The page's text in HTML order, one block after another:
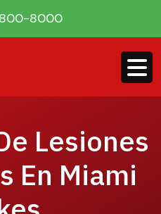
8000
Lesiones
En Miami